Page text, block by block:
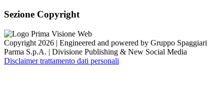
Sezione Copyright
Copyright 2026 | Engineered and powered by Gruppo Spaggiari
Parma S.p.A. | Divisione Publishing & New Social Media
Disclaimer trattamento dati personali